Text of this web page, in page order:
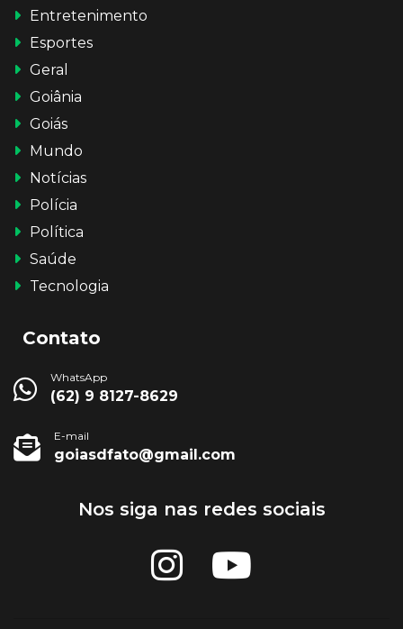
Entretenimento
Esportes
Geral
Goiânia
Goiás
Mundo
Notícias
Polícia
Política
Saúde
Tecnologia
Contato
WhatsApp
(62) 9 8127-8629
E-mail
goiasdfato@gmail.com
Nos siga nas redes sociais